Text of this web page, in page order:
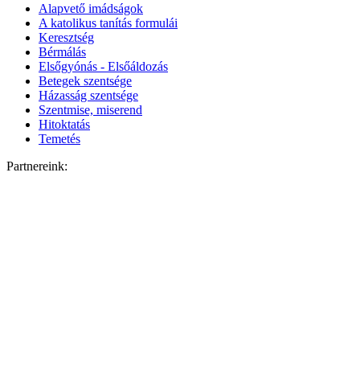
Alapvető imádságok
A katolikus tanítás formulái
Keresztség
Bérmálás
Elsőgyónás - Elsőáldozás
Betegek szentsége
Házasság szentsége
Szentmise, miserend
Hitoktatás
Temetés
Partnereink: